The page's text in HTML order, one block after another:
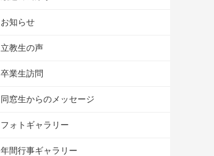
お知らせ
立教生の声
卒業生訪問
同窓生からのメッセージ
フォトギャラリー
年間行事ギャラリー